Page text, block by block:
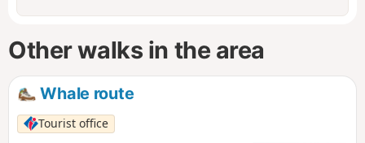
Other walks in the area
Whale route
Tourist office